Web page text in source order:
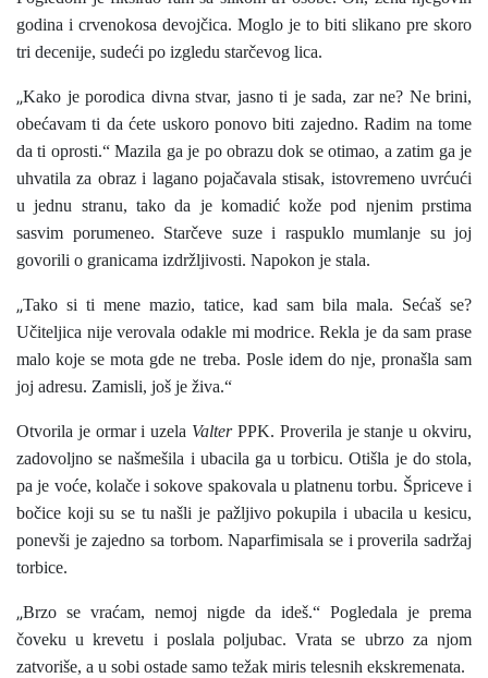
godina i crvenokosa devojčica. Moglo je to biti slikano pre skoro
tri decenije, sudeći po izgledu starčevog lica.
„Kako je porodica divna stvar, jasno ti je sada, zar ne? Ne brini,
obećavam ti da ćete uskoro ponovo biti zajedno. Radim na tome
da ti oprosti.“ Mazila ga je po obrazu dok se otimao, a zatim ga je
uhvatila za obraz i lagano pojačavala stisak, istovremeno uvrćući
u jednu stranu, tako da je komadić kože pod njenim prstima
sasvim porumeneo. Starčeve suze i raspuklo mumlanje su joj
govorili o granicama izdržljivosti. Napokon je stala.
„Tako si ti mene mazio, tatice, kad sam bila mala. Sećaš se?
Učiteljica nije verovala odakle mi modrice. Rekla je da sam prase
malo koje se mota gde ne treba. Posle idem do nje, pronašla sam
joj adresu. Zamisli, još je živa.“
Otvorila je ormar i uzela ValterPPK. Proverila je stanje u okviru,
zadovoljno se našmešila i ubacila ga u torbicu. Otišla je do stola,
pa je voće, kolače i sokove spakovala u platnenu torbu. Špriceve i
bočice koji su se tu našli je pažljivo pokupila i ubacila u kesicu,
ponevši je zajedno sa torbom. Naparfimisala se i proverila sadržaj
torbice.
„Brzo se vraćam, nemoj nigde da ideš.“ Pogledala je prema
čoveku u krevetu i poslala poljubac. Vrata se ubrzo za njom
zatvoriše, a u sobi ostade samo težak miris telesnih ekskremenata.